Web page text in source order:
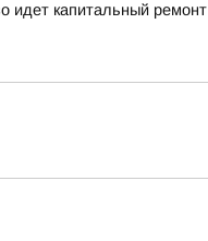
идет капитальный ремонт